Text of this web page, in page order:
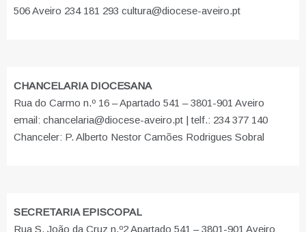
506 Aveiro 234 181 293 cultura@diocese-aveiro.pt
CHANCELARIA DIOCESANA
Rua do Carmo n.º 16 – Apartado 541 – 3801-901 Aveiro
email: chancelaria@diocese-aveiro.pt | telf.: 234 377 140
Chanceler: P. Alberto Nestor Camões Rodrigues Sobral
SECRETARIA EPISCOPAL
Rua S. João da Cruz n.º2 Apartado 541 – 3801-901 Aveiro